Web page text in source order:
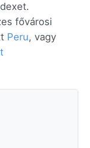
fővárosi
Peru, vagy